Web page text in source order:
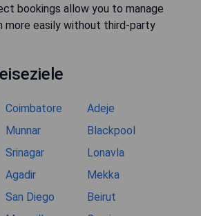
bookings allow you to manage
more easily without third-party
Coimbatore
Adeje
Munnar
Blackpool
Srinagar
Lonavla
Agadir
Mekka
San Diego
Beirut